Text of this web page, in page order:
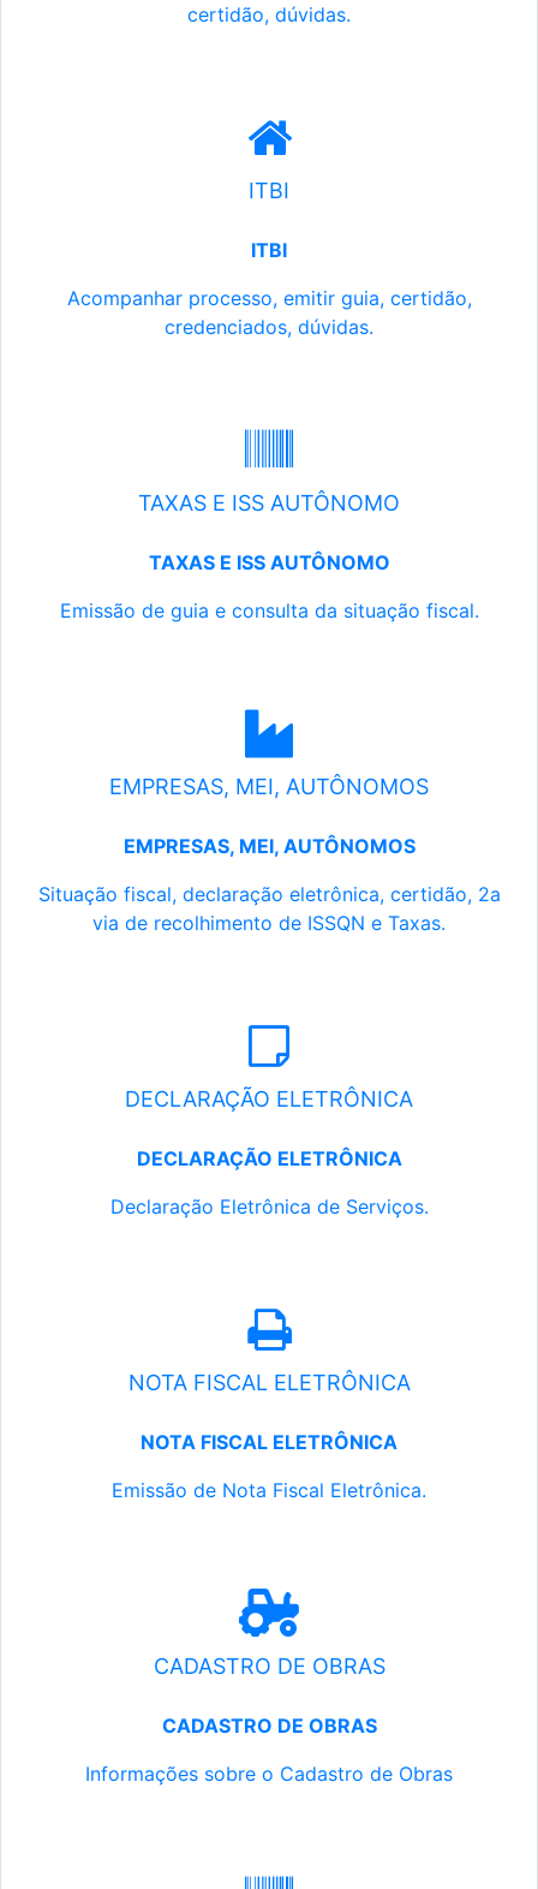
certidão, dúvidas.
ITBI
ITBI
Acompanhar processo, emitir guia, certidão,
credenciados, dúvidas.
TAXAS E ISS AUTÔNOMO
TAXAS E ISS AUTÔNOMO
Emissão de guia e consulta da situação fiscal.
EMPRESAS, MEI, AUTÔNOMOS
EMPRESAS, MEI, AUTÔNOMOS
Situação fiscal, declaração eletrônica, certidão, 2a
via de recolhimento de ISSQN e Taxas.
DECLARAÇÃO ELETRÔNICA
DECLARAÇÃO ELETRÔNICA
Declaração Eletrônica de Serviços.
NOTA FISCAL ELETRÔNICA
NOTA FISCAL ELETRÔNICA
Emissão de Nota Fiscal Eletrônica.
CADASTRO DE OBRAS
CADASTRO DE OBRAS
Informações sobre o Cadastro de Obras